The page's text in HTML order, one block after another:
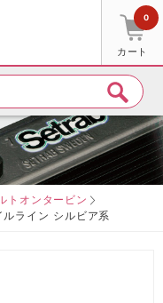
カート
0
トオンタービン
ルライン シルビア系